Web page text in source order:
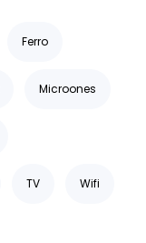
Ferro
Microones
TV Wifi